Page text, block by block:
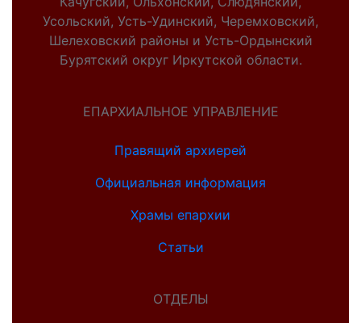
Усольский, Усть-Удинский, Черемховский,
Шелеховский районы и Усть-Ордынский
Бурятский округ Иркутской области.
ЕПАРХИАЛЬНОЕ УПРАВЛЕНИЕ
Правящий архиерей
Официальная информация
Храмы епархии
Статьи
ОТДЕЛЫ